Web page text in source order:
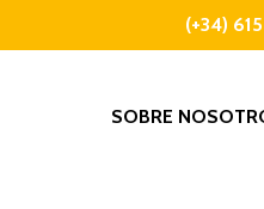
(+34)
SOBRE